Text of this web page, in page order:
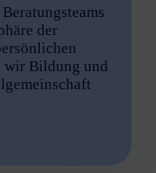
der
wir Bildung und